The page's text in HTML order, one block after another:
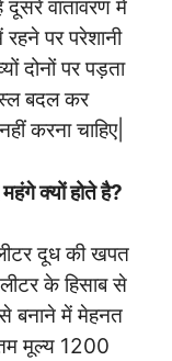
वातावरण में
पर परेशानी
दोनों पर पड़ता
बदल कर
करना चाहिए|
क्यों होते है?
दूध की खपत
के हिसाब से
बनाने में मेहनत
मूल्य 1200